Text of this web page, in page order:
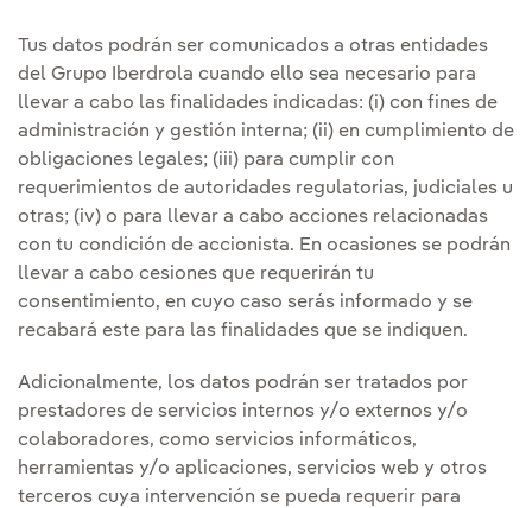
Tus datos podrán ser comunicados a otras entidades
del Grupo Iberdrola cuando ello sea necesario para
llevar a cabo las finalidades indicadas: (i) con fines de
administración y gestión interna; (ii) en cumplimiento de
obligaciones legales; (iii) para cumplir con
requerimientos de autoridades regulatorias, judiciales u
otras; (iv) o para llevar a cabo acciones relacionadas
con tu condición de accionista. En ocasiones se podrán
llevar a cabo cesiones que requerirán tu
consentimiento, en cuyo caso serás informado y se
recabará este para las finalidades que se indiquen.
Adicionalmente, los datos podrán ser tratados por
prestadores de servicios internos y/o externos y/o
colaboradores, como servicios informáticos,
herramientas y/o aplicaciones, servicios web y otros
terceros cuya intervención se pueda requerir para